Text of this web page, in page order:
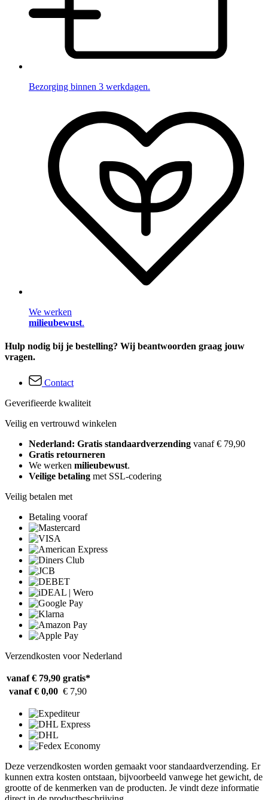
Bezorging binnen 3 werkdagen.
We werken
milieubewust.
Hulp nodig bij je bestelling? Wij beantwoorden graag jouw
vragen.
Contact
Geverifieerde kwaliteit
Veilig en vertrouwd winkelen
Nederland: Gratis standaardverzending vanaf € 79,90
Gratis retourneren
We werken milieubewust.
Veilige betaling met SSL-codering
Veilig betalen met
Betaling vooraf
Verzendkosten voor Nederland
vanaf € 79,90 gratis*
vanaf € 0,00 € 7,90
Deze verzendkosten worden gemaakt voor standaardverzending. Er
kunnen extra kosten ontstaan, bijvoorbeeld vanwege het gewicht, de
grootte of de kenmerken van de producten. Je vindt deze informatie